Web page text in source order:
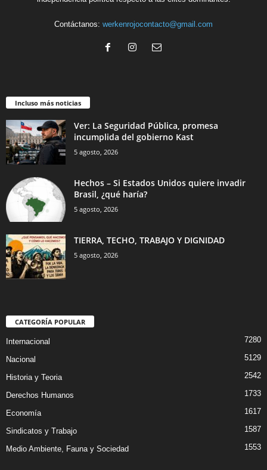
Contáctanos: werkenrojocontacto@gmail.com
Incluso más noticias
Ver: La Seguridad Pública, promesa
incumplida del gobierno Kast
5 agosto, 2026
Hechos – Si Estados Unidos quiere invadir
Brasil, ¿qué haría?
5 agosto, 2026
TIERRA, TECHO, TRABAJO Y DIGNIDAD
5 agosto, 2026
CATEGORÍA POPULAR
Internacional 7280
Nacional 5129
Historia y Teoria 2542
Derechos Humanos 1733
Economía 1617
Sindicatos y Trabajo 1587
Medio Ambiente, Fauna y Sociedad 1553